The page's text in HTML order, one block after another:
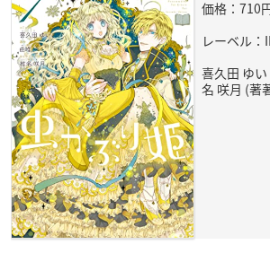
価格：710
レーベル：
喜久田 ゆ
名 咲月 (著